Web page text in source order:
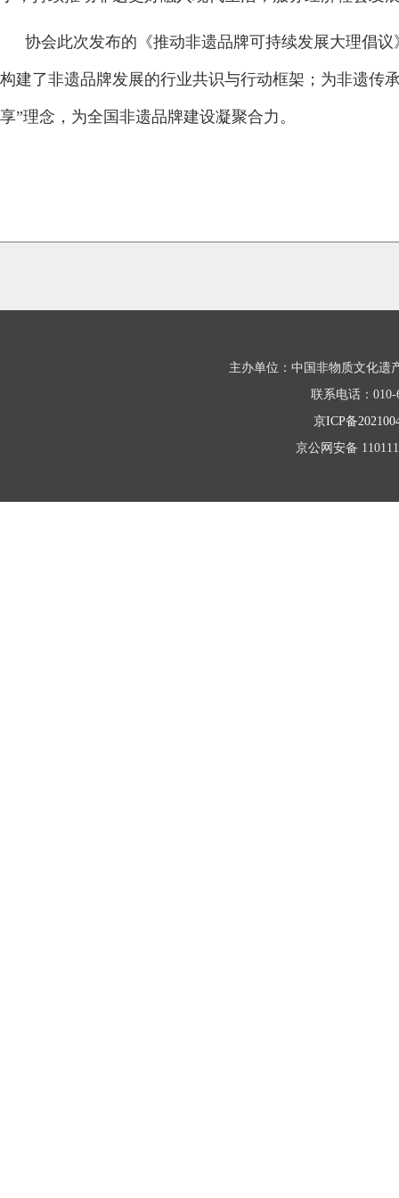
协会此次发布的《推动非遗品牌可持续发展大理倡
构建了非遗品牌发展的行业共识与行动框架；为非遗传
享”理念，为全国非遗品牌建设凝聚合力。
主办单位：中国非物质文化遗
联系电话：010-
京ICP备
京公网安备